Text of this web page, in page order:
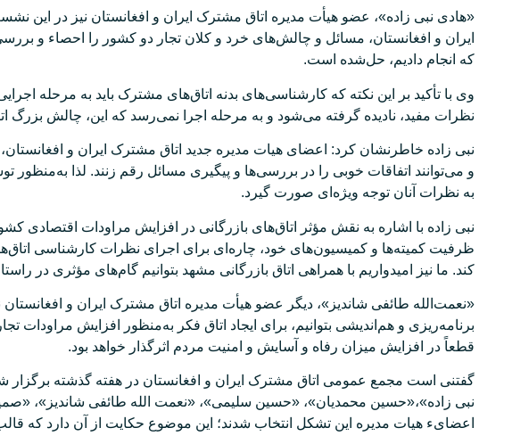
«هادی نبی زاده»، عضو هیأت مدیره اتاق مشترک ایران و افغانستان نیز در
ایران و افغانستان، مسائل و چالش‌های خرد و کلان تجار دو کشور را احصاء و
که انجام دادیم، حل‌شده است.
وی با تأکید بر این نکته که کارشناسی‌های بدنه اتاق‌های مشترک باید به مرحله
نظرات مفید، نادیده گرفته می‌شود و به مرحله اجرا نمی‌رسد که این، چالش
نبی زاده خاطرنشان کرد: اعضای هیات مدیره جدید اتاق مشترک ایران و
و می‌توانند اتفاقات خوبی را در بررسی‌ها و پیگیری مسائل رقم زنند. لذا به‌منظور
به نظرات آنان توجه ویژه‌ای صورت گیرد.
نبی زاده با اشاره به نقش مؤثر اتاق‌های بازرگانی در افزایش مراودات اقتصادی
ظرفیت کمیته‌ها و کمیسیون‌های خود، چاره‌ای برای اجرای نظرات کارشناسی
کند. ما نیز امیدواریم با همراهی اتاق بازرگانی مشهد بتوانیم گام‌های مؤثری در
«نعمت‌الله طائفی شاندیز»، دیگر عضو هیأت مدیره اتاق مشترک ایران و افغانستان
برنامه‌ریزی و هم‌اندیشی بتوانیم، برای ایجاد اتاق فکر به‌منظور افزایش مراودات
قطعاً در افزایش میزان رفاه و آسایش و امنیت مردم اثرگذار خواهد بود.
گفتنی است مجمع عمومی اتاق مشترک ایران و افغانستان در هفته‌ گذشته
نبی زاده»،«حسین محمدیان»، «حسین سلیمی»، «نعمت الله طائفی شاندیز»،
اعضایء هیات مدیره این تشکل انتخاب شدند؛ این موضوع حکایت از آن دارد که